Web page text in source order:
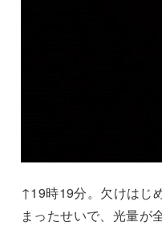
↑19時19分。欠けはじ
まったせいで、光量が